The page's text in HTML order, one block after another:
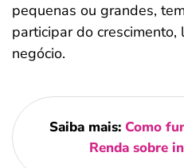
pequenas ou grandes,
participar do
negócio.
Saiba mais: Como
Renda sobre